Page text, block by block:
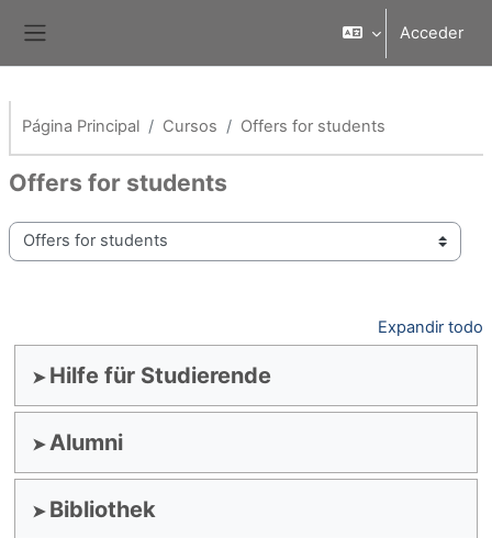
Acceder
Página Principal Cursos Offers for students
Offers for students
Categorías
Expandir todo
Hilfe für Studierende
Alumni
Bibliothek